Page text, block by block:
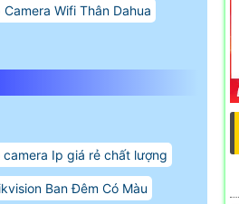
Camera Wifi Thân Dahua
Ip giá rẻ chất lượng
Ban Đêm Có Màu